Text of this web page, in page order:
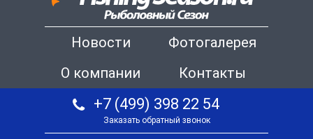
Новости
Фотогалерея
О компании
Контакты
+7 (499) 398 22 54
Заказать обратный звонок